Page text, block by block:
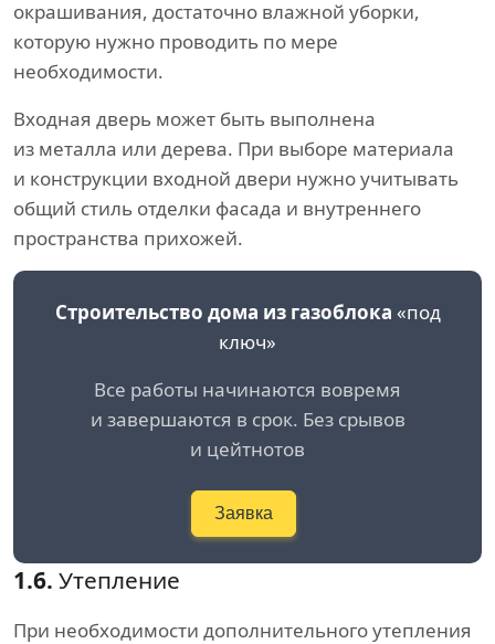
окрашивания, достаточно влажной уборки,
которую нужно проводить по мере
необходимости.
Входная дверь может быть выполнена
из металла или дерева. При выборе материала
и конструкции входной двери нужно учитывать
общий стиль отделки фасада и внутреннего
пространства прихожей.
Строительство дома из газоблока «под
ключ»
Все работы начинаются вовремя
и завершаются в срок. Без срывов
и цейтнотов
Заявка
1.6. Утепление
При необходимости дополнительного утепления